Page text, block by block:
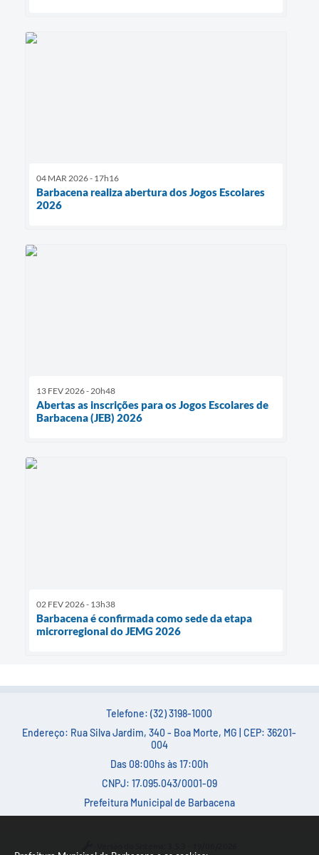
04 MAR 2026 - 17h16
Barbacena realiza abertura dos Jogos Escolares
2026
13 FEV 2026 - 20h48
Abertas as inscrições para os Jogos Escolares de
Barbacena (JEB) 2026
02 FEV 2026 - 13h38
Barbacena é confirmada como sede da etapa
microrregional do JEMG 2026
Telefone: (32) 3198-1000
Endereço: Rua Silva Jardim, 340 - Boa Morte, MG | CEP: 36201-
004
Das 08:00hs às 17:00h
CNPJ: 17.095.043/0001-09
Prefeitura Municipal de Barbacena